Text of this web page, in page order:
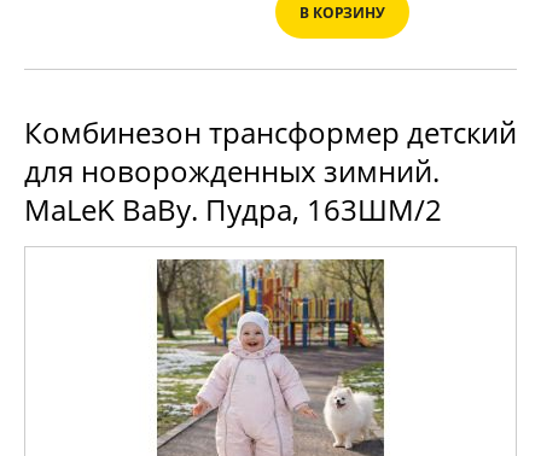
В КОРЗИНУ
Комбинезон трансформер детский
для новорожденных зимний.
MaLeK BaBy. Пудра, 163ШМ/2